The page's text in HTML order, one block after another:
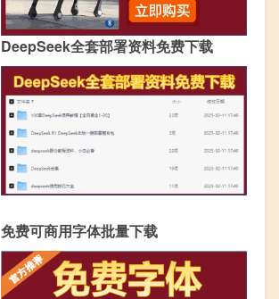
DeepSeek全套部署资料免费下载
免费可商用字体批量下载